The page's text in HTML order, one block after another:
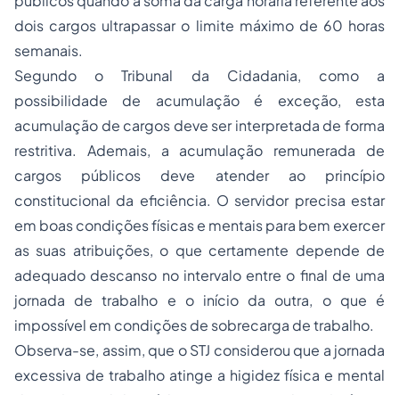
dois cargos ultrapassar o limite máximo de 60 horas
semanais.
Segundo o Tribunal da Cidadania, como a
possibilidade de acumulação é exceção, esta
acumulação de cargos deve ser interpretada de forma
restritiva. Ademais, a acumulação remunerada de
cargos públicos deve atender ao princípio
constitucional da eficiência. O servidor precisa estar
em boas condições físicas e mentais para bem exercer
as suas atribuições, o que certamente depende de
adequado descanso no intervalo entre o final de uma
jornada de trabalho e o início da outra, o que é
impossível em condições de sobrecarga de trabalho.
Observa-se, assim, que o STJ considerou que a jornada
excessiva de trabalho atinge a higidez física e mental